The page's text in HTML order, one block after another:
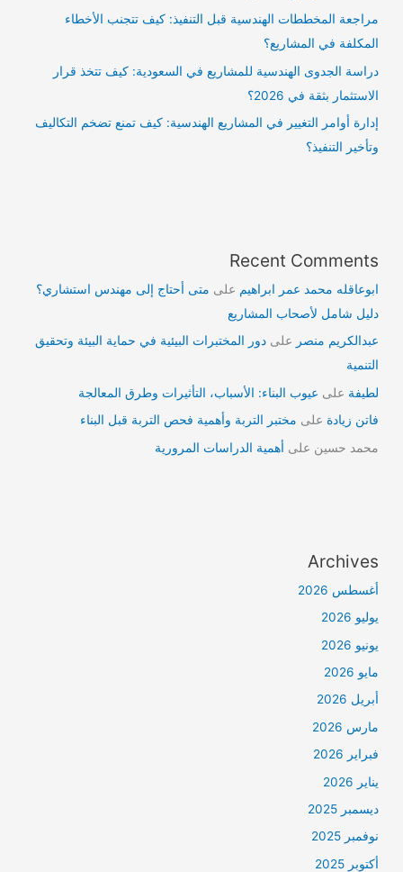
مراجعة المخططات الهندسية قبل التنفيذ: كيف تتجنب الأخطاء
المكلفة في المشاريع؟
دراسة الجدوى الهندسية للمشاريع في السعودية: كيف تتخذ قرار
الاستثمار بثقة في 2026؟
إدارة أوامر التغيير في المشاريع الهندسية: كيف تمنع تضخم التكاليف
وتأخير التنفيذ؟
Recent Comments
ابوعاقله محمد عمر ابراهيم على متى أحتاج إلى مهندس استشاري؟
دليل شامل لأصحاب المشاريع
عبدالكريم منصر علىدور المختبرات البيئية في حماية البيئة وتحقيق
التنمية
لطيفة على عيوب البناء: الأسباب، التأثيرات وطرق المعالجة
فاتن زيادة على مختبر التربة وأهمية فحص التربة قبل البناء
محمد حسين على أهمية الدراسات المرورية
Archives
أغسطس 2026
يوليو 2026
يونيو 2026
مايو 2026
أبريل 2026
مارس 2026
فبراير 2026
يناير 2026
ديسمبر 2025
نوفمبر 2025
أكتوبر 2025